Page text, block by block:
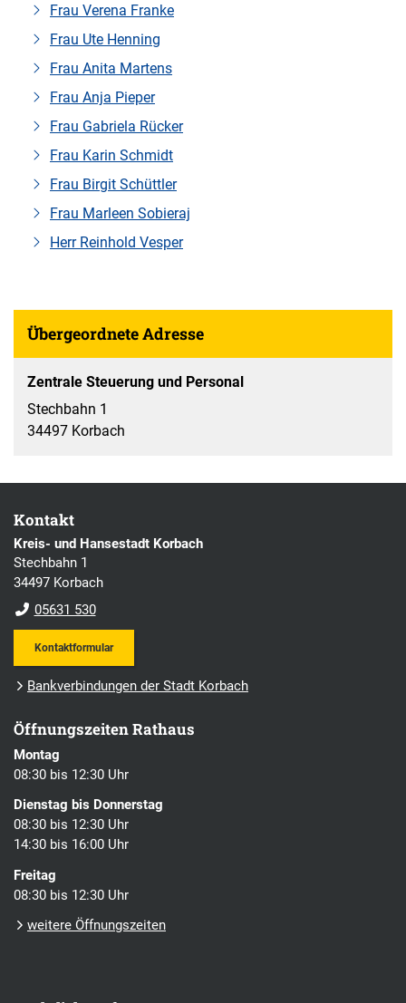
Frau Verena Franke
Frau Ute Henning
Frau Anita Martens
Frau Anja Pieper
Frau Gabriela Rücker
Frau Karin Schmidt
Frau Birgit Schüttler
Frau Marleen Sobieraj
Herr Reinhold Vesper
Übergeordnete Adresse
Zentrale Steuerung und Personal
Stechbahn 1
34497 Korbach
Kontakt
Kreis- und Hansestadt Korbach
Stechbahn 1
34497 Korbach
05631 530
Kontaktformular
Bankverbindungen der Stadt Korbach
Öffnungszeiten Rathaus
Montag
08:30 bis 12:30 Uhr
Dienstag bis Donnerstag
08:30 bis 12:30 Uhr
14:30 bis 16:00 Uhr
Freitag
08:30 bis 12:30 Uhr
weitere Öffnungszeiten